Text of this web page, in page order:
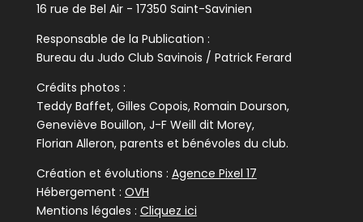
16 rue de Bel Air - 17350 Saint-Savinien
Responsable de la Publication :
Bureau du Judo Club Savinois / Patrick Ferard
Crédits photos :
Teddy Baffet, Gilles Copois, Romain Dourson,
Geneviève Bouillon, J-F Weill dit Morey,
Florian Alleron, parents et bénévoles du club.
Création et évolutions : Agence Pixel 17
Hébergement : OVH
Mentions légales : Cliquez ici